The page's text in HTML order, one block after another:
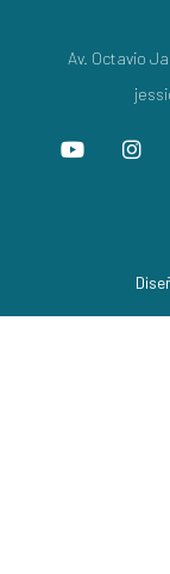
Av. Octavio